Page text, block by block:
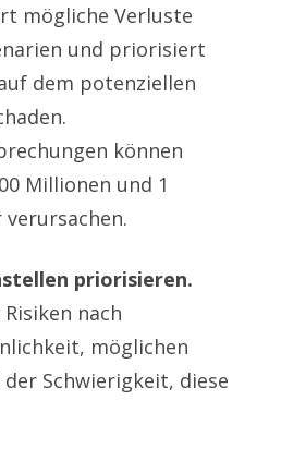
mögliche Verluste
und priorisiert
dem potenziellen
können
Millionen und 1
priorisieren.
nach
möglichen
Schwierigkeit, diese